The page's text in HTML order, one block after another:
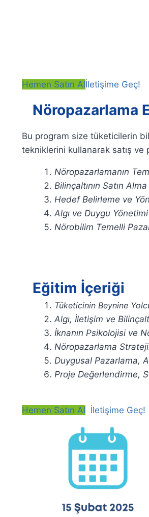
Hemen Satın Alİletişime Geç!
Nöropazarlama
Bu program size tüketicilerin
tekniklerini kullanarak satış ve
Nöropazarlamanın
Bilinçaltının Satın
Hedef Belirleme ve
Algı ve Duygu
Nörobilim Temelli
Eğitim İçeriği
Tüketicinin Beynine
Algı, İletişim ve
İknanın Psikolojisi ve
Nöropazarlama
Duygusal Pazarlama,
Proje Değerlendirme,
Hemen Satın Al İletişime Geç!